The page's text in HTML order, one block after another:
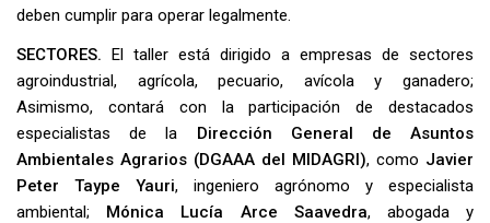
deben cumplir para operar legalmente.
SECTORES. El taller está dirigido a empresas de sectores
agroindustrial, agrícola, pecuario, avícola y ganadero;
Asimismo, contará con la participación de destacados
especialistas de la Dirección General de Asuntos
Ambientales Agrarios (DGAAA del MIDAGRI), como Javier
Peter Taype Yauri, ingeniero agrónomo y especialista
ambiental; Mónica Lucía Arce Saavedra, abogada y